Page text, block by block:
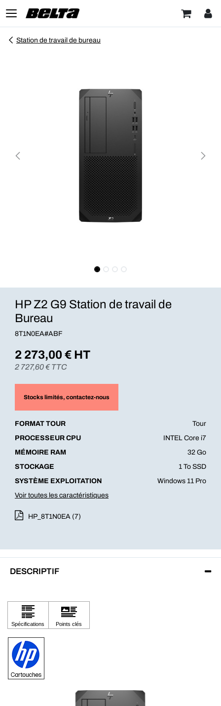
Station de travail de bureau
HP Z2 G9 Station de travail de
Bureau
8T1N0EA#ABF
2 273,00€ HT
2 727,60€ TTC
Stocks limités, contactez-nous
FORMAT TOUR
Tour
PROCESSEUR CPU
INTEL Core i7
MÉMOIRE RAM
32 Go
STOCKAGE
1 To SSD
SYSTÈME EXPLOITATION
Windows 11 Pro
Voir toutes les caractéristiques
HP_8T1N0EA (7)
DESCRIPTIF